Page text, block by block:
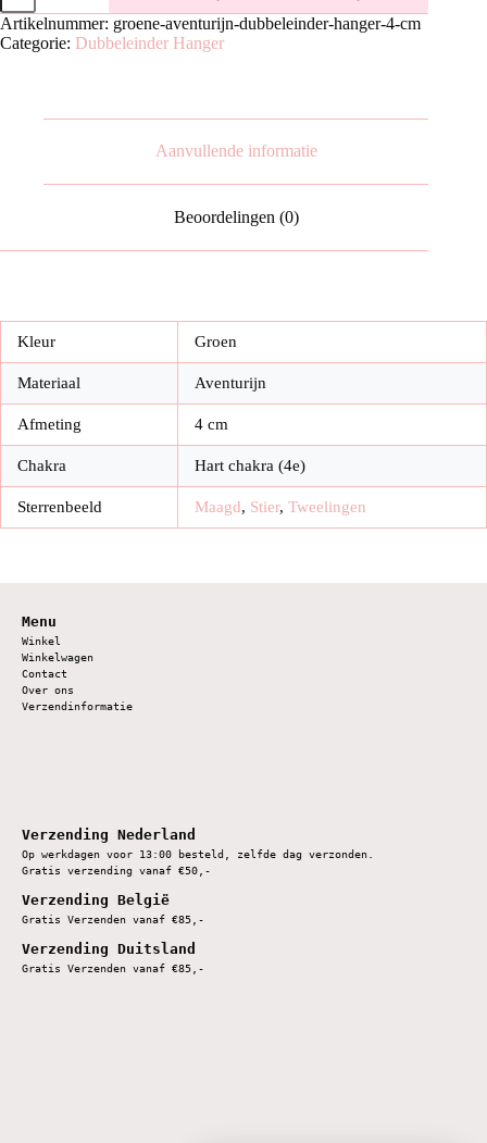
Dubbeleinder
Hanger
|
Artikelnummer: groene-aventurijn-dubbeleinder-hanger-4-cm
Categorie: Dubbeleinder Hanger
Aanvullende informatie
Beoordelingen (0)
Kleur Groen
Materiaal Aventurijn
Afmeting 4 cm
Chakra Hart chakra (4e)
Sterrenbeeld Maagd, Stier, Tweelingen
Menu
Winkel
Winkelwagen
Contact
Over ons
Verzendinformatie
Verzending Nederland
Op werkdagen voor 13:00 besteld, zelfde dag verzonden.
Gratis verzending vanaf €50,-
Verzending België
Gratis Verzenden vanaf €85,-
Verzending Duitsland
Gratis Verzenden vanaf €85,-